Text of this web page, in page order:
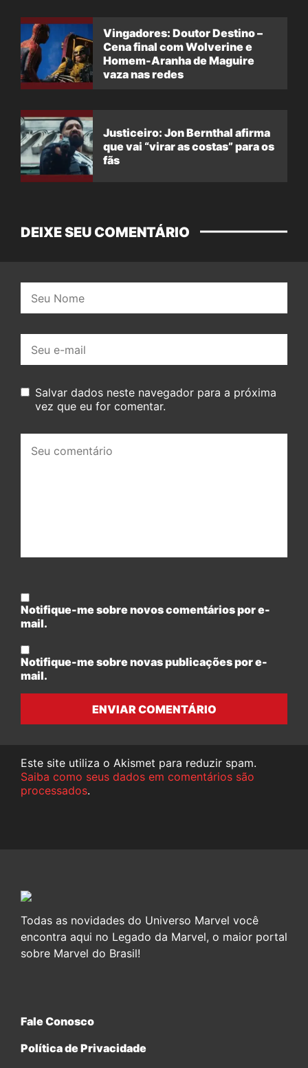
Vingadores: Doutor Destino –
Cena final com Wolverine e
Homem-Aranha de Maguire
vaza nas redes
Justiceiro: Jon Bernthal afirma
que vai “virar as costas” para os
fãs
DEIXE SEU COMENTÁRIO
mail:
Salvar dados neste navegador para a próxima
vez que eu for comentar.
comentário:
Notifique-me sobre novos comentários por e-
mail.
Notifique-me sobre novas publicações por e-
mail.
ENVIAR COMENTÁRIO
Este site utiliza o Akismet para reduzir spam.
Saiba como seus dados em comentários são
processados.
Todas as novidades do Universo Marvel você
encontra aqui no Legado da Marvel, o maior portal
sobre Marvel do Brasil!
Fale Conosco
Política de Privacidade